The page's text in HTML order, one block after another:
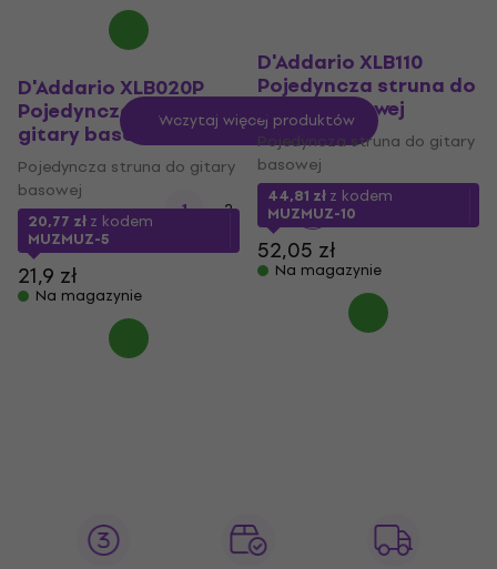
D'Addario XLB020P
Pojedyncza struna do
gitary basowej
Pojedyncza struna do gitary
basowej
20,77 złz kodem
MUZMUZ-5
21,9 zł
Na magazynie
D'Addario XLB110
Pojedyncza struna do
gitary basowej
Pojedyncza struna do gitary
basowej
44,81 złz kodem
MUZMUZ-10
52,05 zł
Na magazynie
Wczytaj więcej produktów
1 2 3